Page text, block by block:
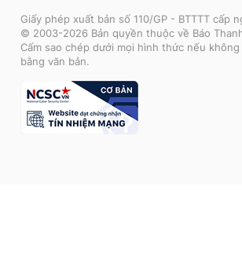
Giấy phép xuất bản số 110/GP - BTTTT cấp
© 2003-2026 Bản quyền thuộc về Báo
Cấm sao chép dưới mọi hình thức nếu
bằng văn bản.